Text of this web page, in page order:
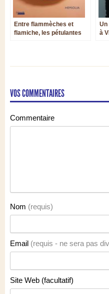
Entre flammèches et
flamiche, les pétulantes
Un
à
VOS COMMENTAIRES
Commentaire
Nom (requis)
Email (requis - ne sera pas
Site Web (facultatif)